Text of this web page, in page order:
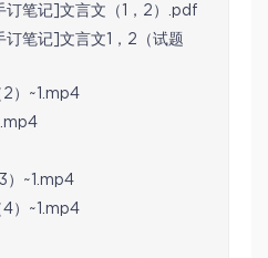
订笔记]文言文（1，2）.pdf
订笔记]文言文1，2（试题
）~1.mp4
.mp4
）~1.mp4
）~1.mp4